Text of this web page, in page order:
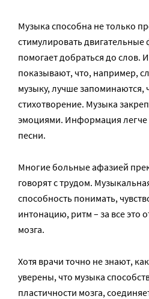
Музыка способна не только
стимулировать
помогает добраться до слов.
показывают, что, например,
музыку, лучше запоминаются,
стихотворение. Музыка
эмоциями. Информация легче
песни.
Многие больные афазией
говорят с трудом.
способность понимать,
интонацию, ритм – за все это
мозга.
Хотя врачи точно не знают,
уверены, что музыка
пластичности мозга,